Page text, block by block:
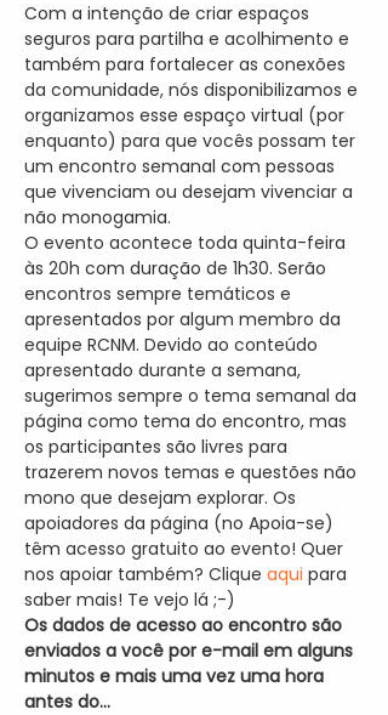
Com a intenção de criar espaços
seguros para partilha e acolhimento e
também para fortalecer as conexões
da comunidade, nós disponibilizamos e
organizamos esse espaço virtual (por
enquanto) para que vocês possam ter
um encontro semanal com pessoas
que vivenciam ou desejam vivenciar a
não monogamia.
O evento acontece toda quinta-feira
às 20h com duração de 1h30. Serão
encontros sempre temáticos e
apresentados por algum membro da
equipe RCNM. Devido ao conteúdo
apresentado durante a semana,
sugerimos sempre o tema semanal da
página como tema do encontro, mas
os participantes são livres para
trazerem novos temas e questões não
mono que desejam explorar. Os
apoiadores da página (no Apoia-se)
têm acesso gratuito ao evento! Quer
nos apoiar também? Clique aqui para
saber mais! Te vejo lá ;-)
Os dados de acesso ao encontro são
enviados a você por e-mail em alguns
minutos e mais uma vez uma hora
antes do…